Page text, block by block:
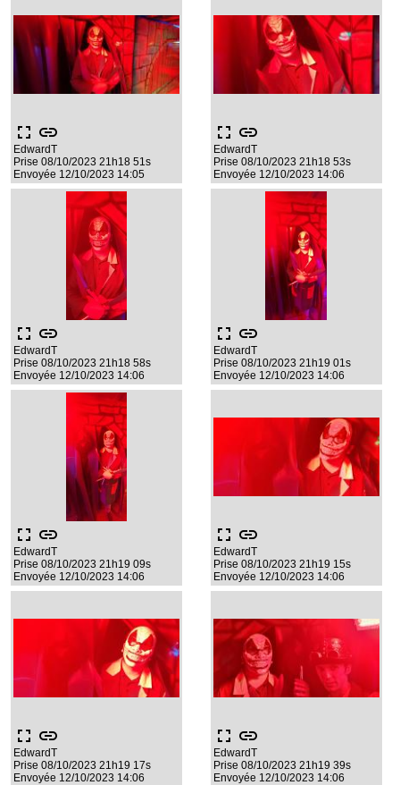
fullscreen link
EdwardT
Prise 08/10/2023 21h18 51s
Envoyée 12/10/2023 14:05
fullscreen link
EdwardT
Prise 08/10/2023 21h18 53s
Envoyée 12/10/2023 14:06
fullscreen link
EdwardT
Prise 08/10/2023 21h18 58s
Envoyée 12/10/2023 14:06
fullscreen link
EdwardT
Prise 08/10/2023 21h19 01s
Envoyée 12/10/2023 14:06
fullscreen link
EdwardT
Prise 08/10/2023 21h19 09s
Envoyée 12/10/2023 14:06
fullscreen link
EdwardT
Prise 08/10/2023 21h19 15s
Envoyée 12/10/2023 14:06
fullscreen link
EdwardT
Prise 08/10/2023 21h19 17s
Envoyée 12/10/2023 14:06
fullscreen link
EdwardT
Prise 08/10/2023 21h19 39s
Envoyée 12/10/2023 14:06